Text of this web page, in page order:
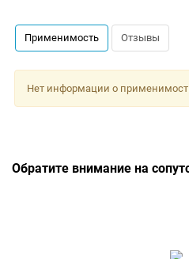
Применимость Отзывы
Нет информации о
Обратите внимание на